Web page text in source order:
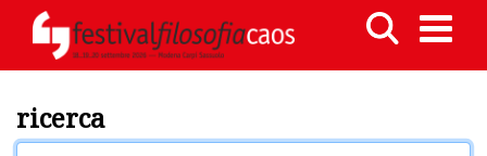
ricerca